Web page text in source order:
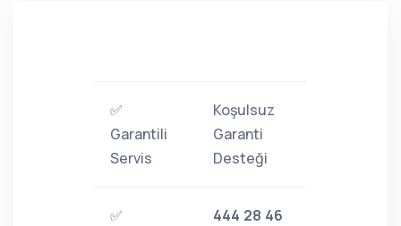
✅
Garantili
Servis
Koşulsuz
Garanti
Desteği
✅
444 28 46